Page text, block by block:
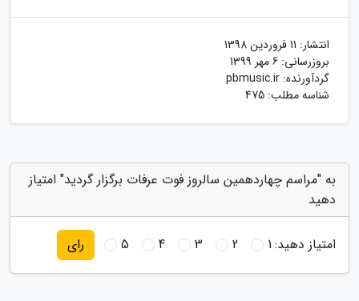
انتشار: 11 فروردین 1398
بروزرسانی: 6 مهر 1399
گردآورنده: pbmusic.ir
شناسه مطلب: 475
به "مراسم چهاردهمین سالروز فوت عرفات برگزار گردید" امتیاز
دهید
امتیاز دهید:1
2
3
4
5 رای